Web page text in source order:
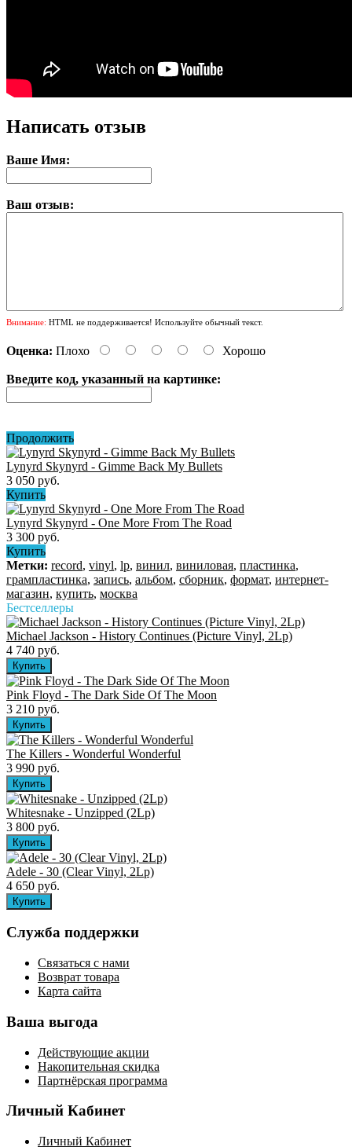
Написать отзыв
Ваше Имя:
Ваш отзыв:
Внимание: HTML не поддерживается! Используйте обычный текст.
Оценка: Плохо Хорошо
Введите код, указанный на картинке:
Продолжить
Lynyrd Skynyrd - Gimme Back My Bullets
3 050 руб.
Купить
Lynyrd Skynyrd - One More From The Road
3 300 руб.
Купить
Метки: record, vinyl, lp, винил, виниловая, пластинка,
грампластинка, запись, альбом, сборник, формат, интернет-
магазин, купить, москва
Бестселлеры
Michael Jackson - History Continues (Picture Vinyl, 2Lp)
4 740 руб.
Pink Floyd - The Dark Side Of The Moon
3 210 руб.
The Killers ‎- Wonderful Wonderful
3 990 руб.
Whitesnake - Unzipped (2Lp)
3 800 руб.
Adele - 30 (Clear Vinyl, 2Lp)
4 650 руб.
Служба поддержки
Связаться с нами
Возврат товара
Карта сайта
Ваша выгода
Действующие акции
Накопительная скидка
Партнёрская программа
Личный Кабинет
Личный Кабинет